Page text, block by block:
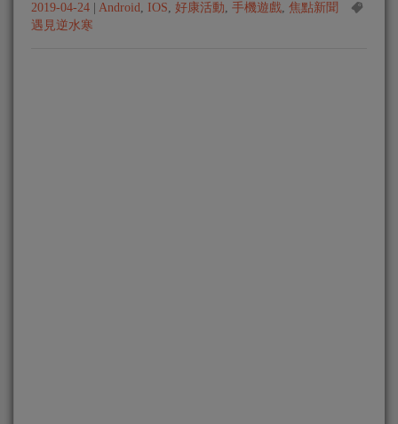
2019-04-24 Android, IOS, 好康活動, 手機遊戲, 焦點新聞
遇見逆水寒